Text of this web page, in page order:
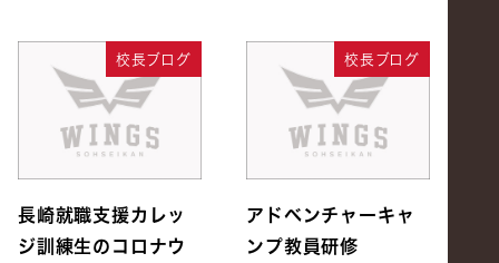
校長ブログ
長崎就職支援カレッ
ジ訓練生のコロナウ
校長ブログ
アドベンチャーキャ
ンプ教員研修